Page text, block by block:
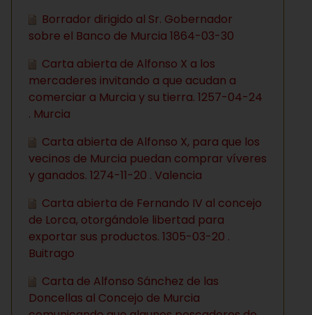
Borrador dirigido al Sr. Gobernador
sobre el Banco de Murcia 1864-03-30
Carta abierta de Alfonso X a los
mercaderes invitando a que acudan a
comerciar a Murcia y su tierra. 1257-04-24
. Murcia
Carta abierta de Alfonso X, para que los
vecinos de Murcia puedan comprar víveres
y ganados. 1274-11-20 . Valencia
Carta abierta de Fernando IV al concejo
de Lorca, otorgándole libertad para
exportar sus productos. 1305-03-20 .
Buitrago
Carta de Alfonso Sánchez de las
Doncellas al Concejo de Murcia